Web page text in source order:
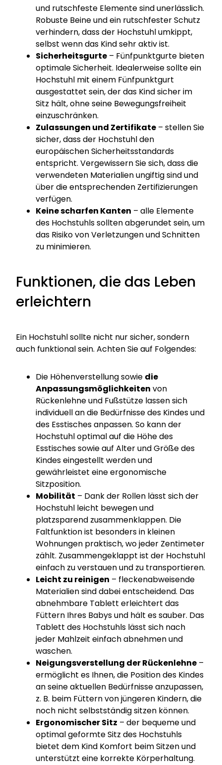
und rutschfeste Elemente sind unerlässlich.
Robuste Beine und ein rutschfester Schutz
verhindern, dass der Hochstuhl umkippt,
selbst wenn das Kind sehr aktiv ist.
Sicherheitsgurte – Fünfpunktgurte bieten
optimale Sicherheit. Idealerweise sollte ein
Hochstuhl mit einem Fünfpunktgurt
ausgestattet sein, der das Kind sicher im
Sitz hält, ohne seine Bewegungsfreiheit
einzuschränken.
Zulassungen und Zertifikate – stellen Sie
sicher, dass der Hochstuhl den
europäischen Sicherheitsstandards
entspricht. Vergewissern Sie sich, dass die
verwendeten Materialien ungiftig sind und
über die entsprechenden Zertifizierungen
verfügen.
Keine scharfen Kanten – alle Elemente
des Hochstuhls sollten abgerundet sein, um
das Risiko von Verletzungen und Schnitten
zu minimieren.
Funktionen, die das Leben
erleichtern
Ein Hochstuhl sollte nicht nur sicher, sondern
auch funktional sein. Achten Sie auf Folgendes:
Die Höhenverstellung sowie die
Anpassungsmöglichkeiten von
Rückenlehne und Fußstütze lassen sich
individuell an die Bedürfnisse des Kindes und
des Esstisches anpassen. So kann der
Hochstuhl optimal auf die Höhe des
Esstisches sowie auf Alter und Größe des
Kindes eingestellt werden und
gewährleistet eine ergonomische
Sitzposition.
Mobilität – Dank der Rollen lässt sich der
Hochstuhl leicht bewegen und
platzsparend zusammenklappen. Die
Faltfunktion ist besonders in kleinen
Wohnungen praktisch, wo jeder Zentimeter
zählt. Zusammengeklappt ist der Hochstuhl
einfach zu verstauen und zu transportieren.
Leicht zu reinigen – fleckenabweisende
Materialien sind dabei entscheidend. Das
abnehmbare Tablett erleichtert das
Füttern Ihres Babys und hält es sauber. Das
Tablett des Hochstuhls lässt sich nach
jeder Mahlzeit einfach abnehmen und
waschen.
Neigungsverstellung der Rückenlehne –
ermöglicht es Ihnen, die Position des Kindes
an seine aktuellen Bedürfnisse anzupassen,
z. B. beim Füttern von jüngeren Kindern, die
noch nicht selbstständig sitzen können.
Ergonomischer Sitz – der bequeme und
optimal geformte Sitz des Hochstuhls
bietet dem Kind Komfort beim Sitzen und
unterstützt eine korrekte Körperhaltung.